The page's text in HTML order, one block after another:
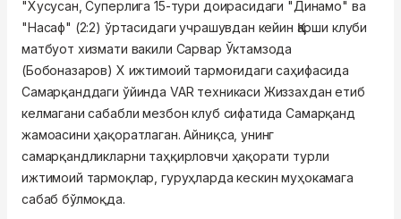
"Хусусан, Суперлига 15-тури доирасидаги "Динамо" ва
"Насаф" (2:2) ўртасидаги учрашувдан кейин Қарши клуби
матбуот хизмати вакили Сарвар Ўктамзода
(Бобоназаров) X ижтимоий тармоғидаги саҳифасида
Самарқанддаги ўйинда VAR техникаси Жиззахдан етиб
келмагани сабабли мезбон клуб сифатида Самарқанд
жамоасини ҳақоратлаган. Айниқса, унинг
самарқандликларни таҳқирловчи ҳақорати турли
ижтимоий тармоқлар, гуруҳларда кескин муҳокамага
сабаб бўлмоқда.